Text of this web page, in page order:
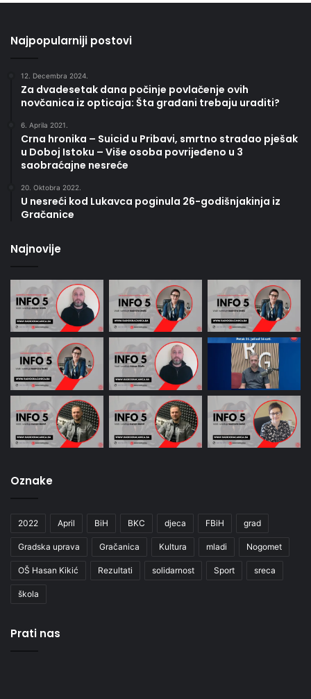
Najpopularniji postovi
12. Decembra 2024.
Za dvadesetak dana počinje povlačenje ovih
novčanica iz opticaja: Šta građani trebaju uraditi?
6. Aprila 2021.
Crna hronika – Suicid u Pribavi, smrtno stradao pješak
u Doboj Istoku – Više osoba povrijeđeno u 3
saobraćajne nesreće
20. Oktobra 2022.
U nesreći kod Lukavca poginula 26-godišnjakinja iz
Gračanice
Najnovije
Oznake
2022 April BiH BKC djeca FBiH grad
Gradska uprava Gračanica Kultura mladi Nogomet
OŠ Hasan Kikić Rezultati solidarnost Sport sreca
škola
Prati nas